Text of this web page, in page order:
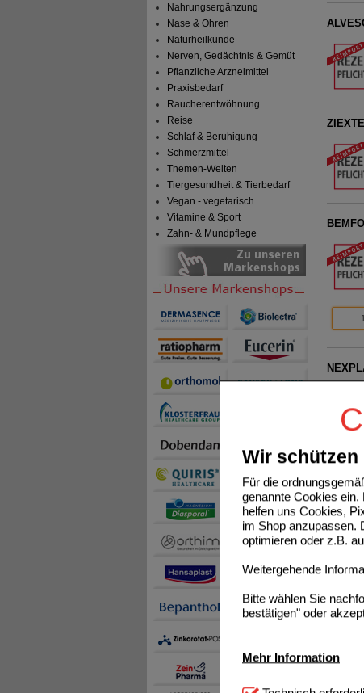
Wir schützen
Für die
genannte Cookies
helfen uns Cookies,
im Shop anzupassen.
optimieren oder z.B.
Weitergehende
Bitte wählen Sie
bestätigen" oder
Mehr Information
Technisch Notwendig:
Nahrungsergänzung
Nase & Ohren
Naturheilkunde
Nerven, Gedächtnis & Gemüt
Pflanzliche Arzneimittel
Praxisbedarf
Raucherentwöhnung
Reise
Schlaf & Beruhigung
Schmerzmittel
Themen-Welten
Tiergesundheit & Tierbedarf
Vegan - vegetarisch
Vitamine & Sport
Zahn- & Mundpflege